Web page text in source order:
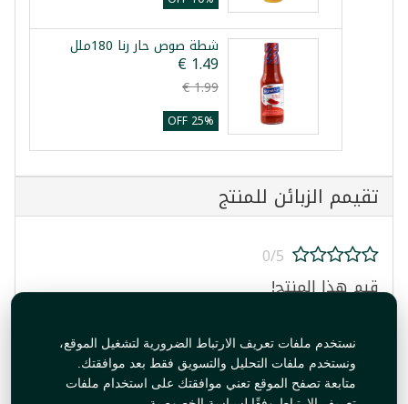
نستخدم ملفات تعريف الارتباط الضرورية لتشغيل الموقع،
ونستخدم ملفات التحليل والتسويق فقط بعد موافقتك.
متابعة تصفح الموقع تعني موافقتك على استخدام ملفات
شطة صوص حار رنا 180ملل
25% OFF
تقيمم الزبائن للمنتج
0/5
قيم هذا المنتج!